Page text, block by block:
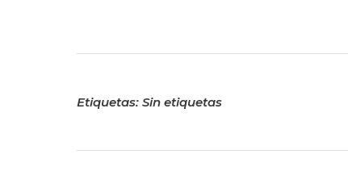
Etiquetas: Sin etiquetas